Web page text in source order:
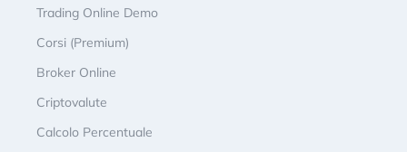
Trading Online Demo
Corsi (Premium)
Broker Online
Criptovalute
Calcolo Percentuale